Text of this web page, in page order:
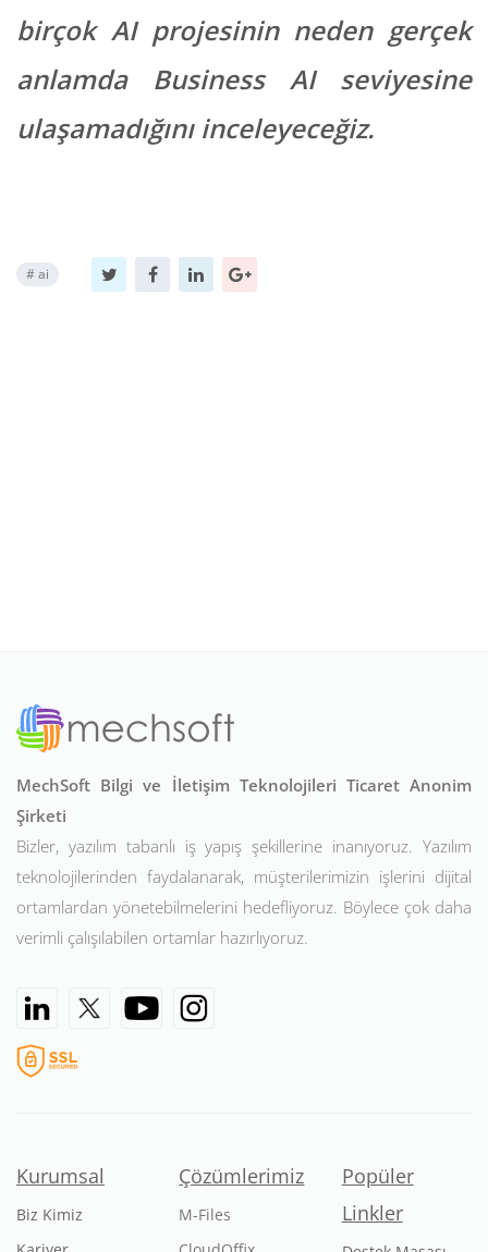
birçok AI projesinin neden gerçek
anlamda Business AI seviyesine
ulaşamadığını inceleyeceğiz.
#ai
MechSoft Bilgi ve İletişim Teknolojileri Ticaret Anonim
Şirketi
Bizler, yazılım tabanlı iş yapış şekillerine inanıyoruz. Yazılım
teknolojilerinden faydalanarak, müşterilerimizin işlerini dijital
ortamlardan yönetebilmelerini hedefliyoruz. Böylece çok daha
verimli çalışılabilen ortamlar hazırlıyoruz.
Kurumsal
Biz Kimiz
Çözümlerimiz
M-Files
Popüler
Linkler